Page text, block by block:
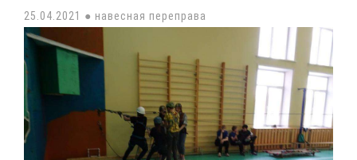
25.04.2021 ● навесная переправа